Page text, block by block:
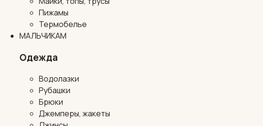
Пижамы
Термобелье
МАЛЬЧИКАМ
Одежда
Водолазки
Рубашки
Брюки
Джемперы, жакеты